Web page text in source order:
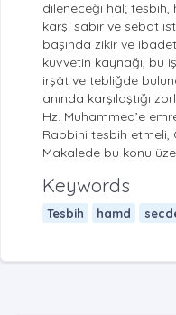
dileneceği hâl;
karşı sabır ve sebat
başında zikir ve
kuvvetin kaynağı, bu
irşât ve tebliğde
anında karşılaştığı
Hz. Muhammed’e
Rabbini tesbih etmeli,
Makalede bu konu
Keywords
Tesbih hamd